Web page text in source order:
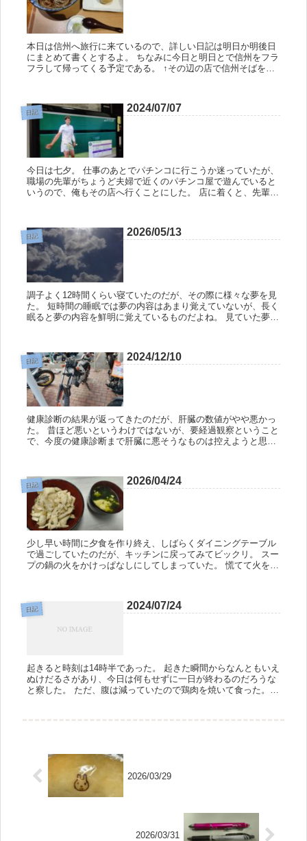
本日は信州へ旅行に来ているので、詳しい日記は明日か明後日
にまとめて書くとするよ。 ちなみに今日と明日とで信州をフラ
フラして帰ってくる予定である。 ↑その辺の店で信州そばを食
日記 2024/07/07
今日は七夕。 仕事のあとでパチンコに行こうか迷っていたが、
職場の先輩がちょうど夫婦で近くのパチンコ屋で遊んでいると
いうので、俺もその店へ行くことにした。 店に着くと、先輩夫
日記 2026/05/13
調子よく12時間くらい寝ていたのだが、その際に様々な夢を見
た。 短時間の睡眠では夢の内容はあまり覚えていないが、長く
眠ると夢の内容を鮮明に覚えているものだよね。 見ていた夢の
日記 2024/12/10
健康診断の結果が返ってきたのだが、肝臓の数値がやや悪かっ
た。 昔ほど悪いというわけではないが、要経過観察ということ
で、今度の健康診断まで肝臓に悪そうなものは控えようと思
日記 2026/04/24
少し早い時間に夕食を作り終え、しばらくダイニングテーブル
で過ごしていたのだが、キッチンに戻ってみてビックリ。 スー
プの鍋の火をかけっぱなしにしてしまっていた。 慌てて火を消
日記 2024/07/24
起きると時刻は14時半であった。 起きた瞬間からなんともいえ
ぬけだるさがあり、今日は何もせずに一日が終わるのだろうな
と察した。 ただ、腹は減っていたので鶏肉を焼いて食った。
2026/03/29
2026/03/31